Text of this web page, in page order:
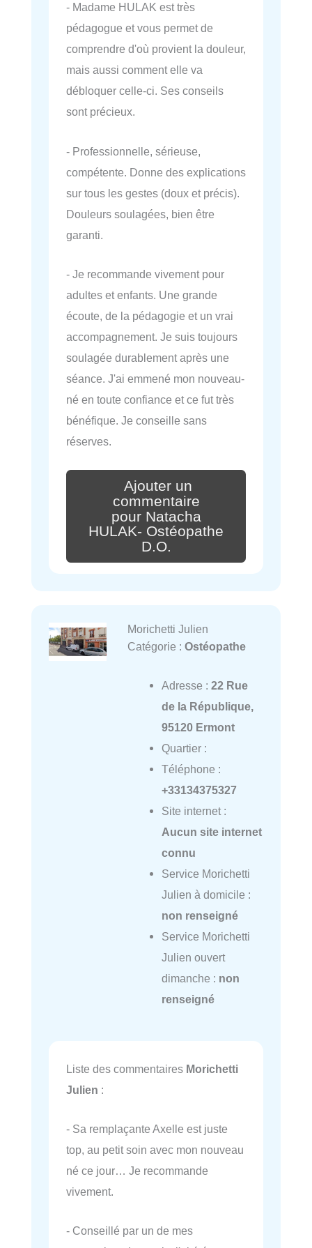
- Madame HULAK est très
pédagogue et vous permet de
comprendre d'où provient la douleur,
mais aussi comment elle va
débloquer celle-ci. Ses conseils
sont précieux.
- Professionnelle, sérieuse,
compétente. Donne des explications
sur tous les gestes (doux et précis).
Douleurs soulagées, bien être
garanti.
- Je recommande vivement pour
adultes et enfants. Une grande
écoute, de la pédagogie et un vrai
accompagnement. Je suis toujours
soulagée durablement après une
séance. J'ai emmené mon nouveau-
né en toute confiance et ce fut très
bénéfique. Je conseille sans
réserves.
Ajouter un
commentaire
pour Natacha
HULAK- Ostéopathe
D.O.
Morichetti Julien
Catégorie : Ostéopathe
Adresse : 22 Rue
de la République,
95120 Ermont
Quartier :
Téléphone :
+33134375327
Site internet :
Aucun site internet
connu
Service Morichetti
Julien à domicile :
non renseigné
Service Morichetti
Julien ouvert
dimanche : non
renseigné
Liste des commentaires Morichetti
Julien :
- Sa remplaçante Axelle est juste
top, au petit soin avec mon nouveau
né ce jour… Je recommande
vivement.
- Conseillé par un de mes